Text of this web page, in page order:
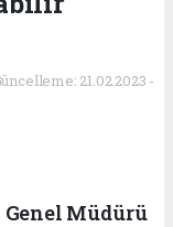
21.02.2023 -
Genel Müdürü